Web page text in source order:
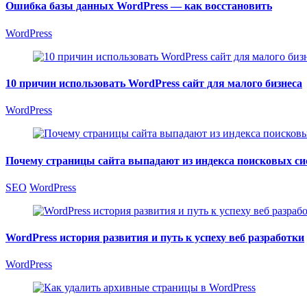
Ошибка базы данных WordPress — как восстановить
WordPress
10 причин использовать WordPress сайт для малого бизнеса
WordPress
Почему страницы сайта выпадают из индекса поисковых
SEO WordPress
WordPress история развития и путь к успеху веб разработки
WordPress